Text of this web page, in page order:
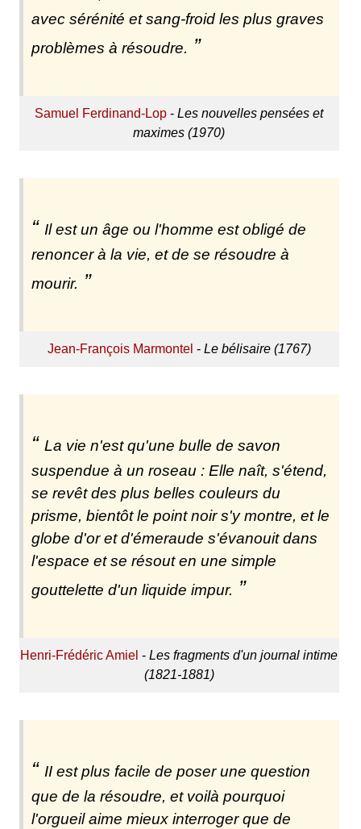
avec sérénité et sang-froid les plus graves
problèmes à résoudre.
Samuel Ferdinand-Lop -Les nouvelles pensées et
maximes (1970)
Il est un âge ou l'homme est obligé de
renoncer à la vie, et de se résoudre à
mourir.
Jean-François Marmontel - Le bélisaire (1767)
La vie n'est qu'une bulle de savon
suspendue à un roseau : Elle naît, s'étend,
se revêt des plus belles couleurs du
prisme, bientôt le point noir s'y montre, et le
globe d'or et d'émeraude s'évanouit dans
l'espace et se résout en une simple
gouttelette d'un liquide impur.
Henri-Frédéric Amiel -Les fragments d'un journal intime
(1821-1881)
II est plus facile de poser une question
que de la résoudre, et voilà pourquoi
l'orgueil aime mieux interroger que de